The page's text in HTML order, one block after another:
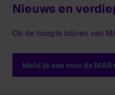
Nieuws en
Op de hoogte blijven van
Meld je aan voor de